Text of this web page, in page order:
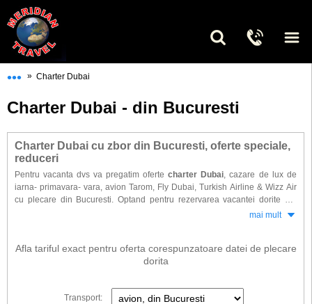
••• » Charter Dubai
Charter Dubai - din Bucuresti
Charter Dubai cu zbor din Bucuresti, oferte speciale,
reduceri
Pentru vacanta dvs va pregatim oferte charter Dubai, cazare de lux de
iarna- primavara- vara, avion Tarom, Fly Dubai, Turkish Airline & Wizz Air
cu plecare din Bucuresti. Optand pentru rezervarea vacantei dorite din
timp veti beneficia de cele mai mari reduceri last minute & early booking,
Zayed.
Gasiti la noi o selectie de hoteluri dintre cele mai vandute in ultimii ani.
mai mult
Afla tariful exact pentru oferta corespunzatoare datei de plecare
dorita
Transport: